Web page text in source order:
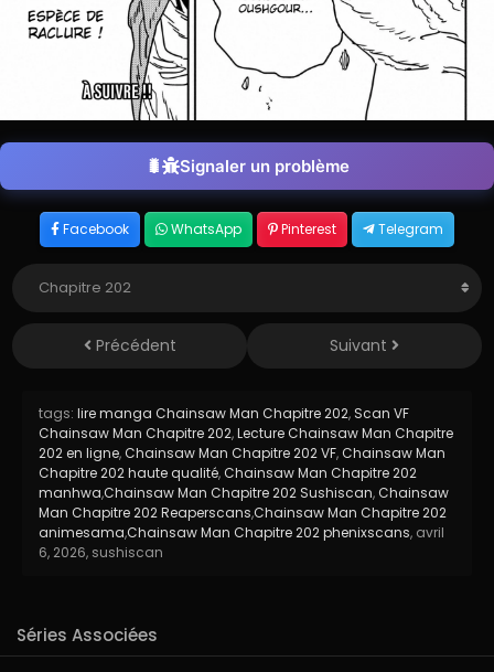
Signaler un problème
Facebook WhatsApp Pinterest Telegram
Précédent Suivant
tags: lire manga Chainsaw Man Chapitre 202, Scan VF
Chainsaw Man Chapitre 202,Lecture Chainsaw Man Chapitre
202 en ligne, Chainsaw Man Chapitre 202 VF, Chainsaw Man
Chapitre 202 haute qualité, Chainsaw Man Chapitre 202
manhwa,Chainsaw Man Chapitre 202 Sushiscan, Chainsaw
Man Chapitre 202 Reaperscans,Chainsaw Man Chapitre 202
animesama,Chainsaw Man Chapitre 202 phenixscans, avril
6, 2026, sushiscan
Séries Associées